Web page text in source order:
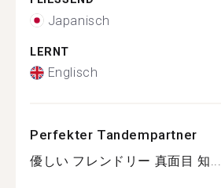
Japanisch
LERNT
Englisch
Perfekter Tandempartner
優しい フレンドリー 真面目 知...